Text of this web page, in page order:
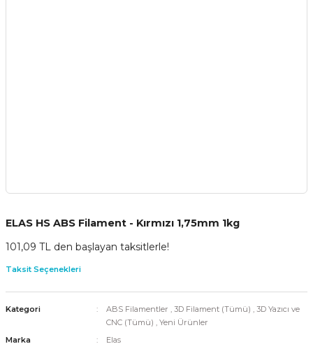
ELAS HS ABS Filament - Kırmızı 1,75mm 1kg
101,09 TL den başlayan taksitlerle!
Taksit Seçenekleri
Kategori ABS Filamentler , 3D Filament (Tümü) , 3D Yazıcı ve
CNC (Tümü) , Yeni Ürünler
Marka
Elas